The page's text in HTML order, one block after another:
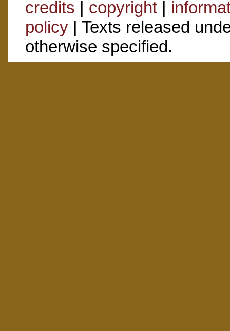
credits | copyright|
policy| Texts released
otherwise specified.